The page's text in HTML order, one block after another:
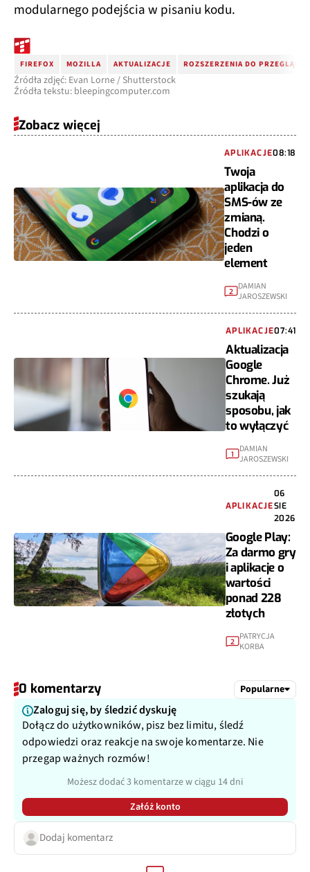
modularnego podejścia w pisaniu kodu.
FIREFOX MOZILLA AKTUALIZACJE ROZSZERZENIA DO
Źródła zdjęć: Evan Lorne / Shutterstock
Źródła tekstu: bleepingcomputer.com
Zobacz więcej
APLIKACJE08:18
Twoja
aplikacja do
SMS-ów ze
zmianą.
Chodzi o
jeden
element
2
DAMIAN
JAROSZEWSKI
APLIKACJE07:41
Aktualizacja
Google
Chrome. Już
szukają
sposobu, jak
to wyłączyć
1
DAMIAN
JAROSZEWSKI
APLIKACJE
06
SIE
2026
Google Play:
Za darmo gry
i aplikacje o
wartości
ponad 228
złotych
2
PATRYCJA
KORBA
0 komentarzy Popularne
Zaloguj się, by śledzić dyskuję
Dołącz do użytkowników, pisz bez limitu, śledź
odpowiedzi oraz reakcje na swoje komentarze. Nie
przegap ważnych rozmów!
Możesz dodać 3 komentarze w ciągu 14 dni
Załóż konto
Dodaj komentarz